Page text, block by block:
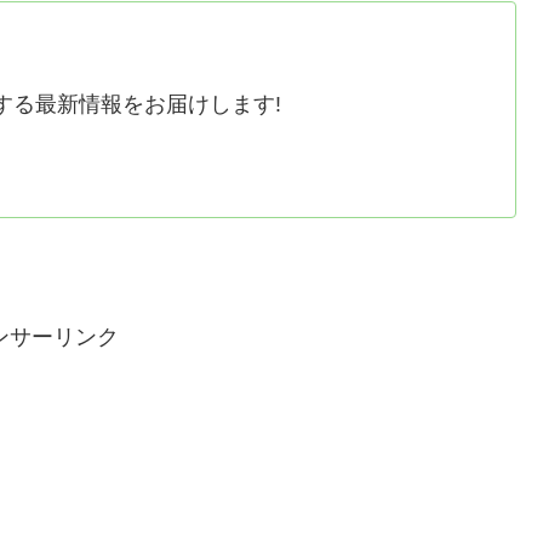
る最新情報をお届けします!
サーリンク